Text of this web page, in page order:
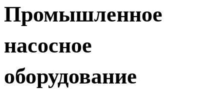
Промышленное
насосное
оборудование